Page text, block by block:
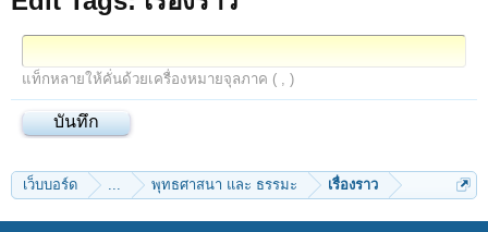
แท็กหลายให้คั่นด้วยเครื่องหมายจุลภาค ( , )
เว็บบอร์ด ... พุทธศาสนา และ ธรรมะ เรื่องราว